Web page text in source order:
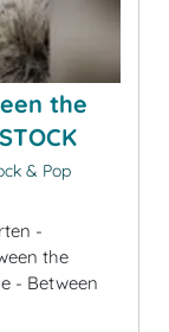
the
& Pop
-
the
- Between